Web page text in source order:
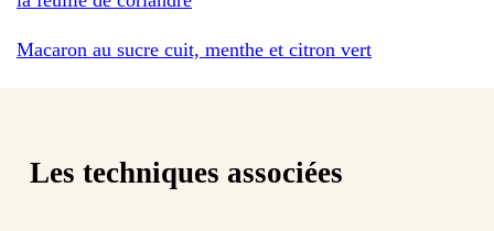
Macaron au sucre cuit, menthe et citron vert
Les techniques associées